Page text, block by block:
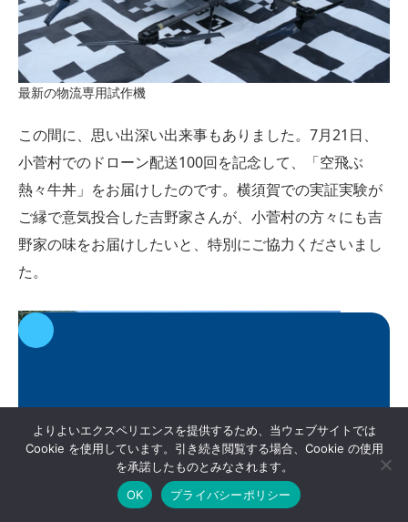
最新の物流専用試作機
この間に、思い出深い出来事もありました。7月21日、
小菅村でのドローン配送100回を記念して、「空飛ぶ
熱々牛丼」をお届けしたのです。横須賀での実証実験が
ご縁で意気投合した吉野家さんが、小菅村の方々にも吉
野家の味をお届けしたいと、特別にご協力くださいまし
た。
よりよいエクスペリエンスを提供するため、当ウェブサイトでは
Cookie を使用しています。引き続き閲覧する場合、Cookie の使用
を承諾したものとみなされます。
OK
プライバシーポリシー